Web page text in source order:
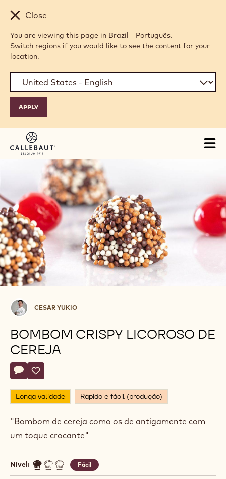
Skip to main content
Close
You are viewing this page in Brazil - Português.
Switch regions if you would like to see the content for your
location.
Cesar
Yukio
CESAR YUKIO
BOMBOM CRISPY LICOROSO DE
CEREJA
Actions
Deixe um comentário
- Bombom crispy licoroso de cereja
Salvar
- Bombom crispy licoroso de cereja
Longa validade Rápido e fácil (produção)
"Bombom de cereja como os de antigamente com
um toque crocante"
Nível: Fácil